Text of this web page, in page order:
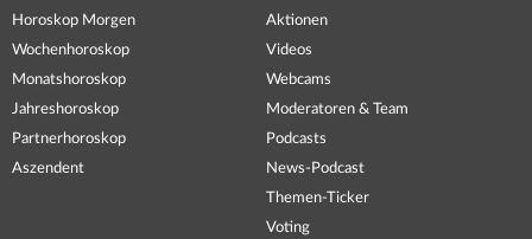
Horoskop Morgen
Wochenhoroskop
Monatshoroskop
Jahreshoroskop
Partnerhoroskop
Aszendent
Aktionen
Videos
Webcams
Moderatoren & Team
Podcasts
News-Podcast
Themen-Ticker
Voting